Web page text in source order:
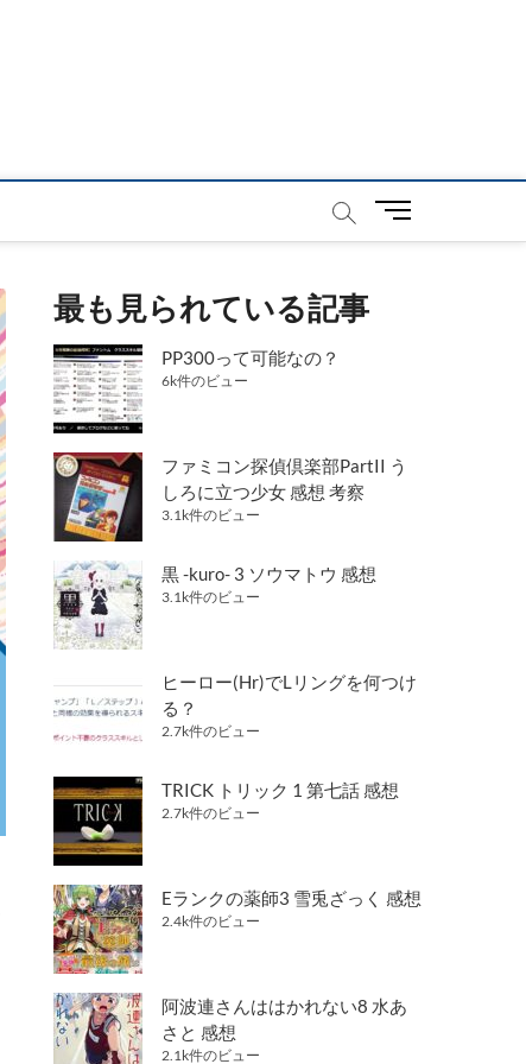
メ
最も見られている記事
PP300って可能なの？
6k件のビュー
ファミコン探偵倶楽部PartII う
しろに立つ少女 感想 考察
3.1k件のビュー
黒 -kuro- 3 ソウマトウ 感想
3.1k件のビュー
ヒーロー(Hr)でLリングを何つけ
る？
2.7k件のビュー
TRICK トリック 1 第七話 感想
2.7k件のビュー
Eランクの薬師3 雪兎ざっく 感想
2.4k件のビュー
阿波連さんははかれない8 水あ
さと 感想
2.1k件のビュー